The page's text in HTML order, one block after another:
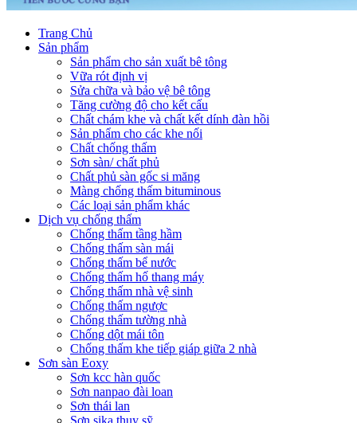
Trang Chủ
Sản phẩm
Sản phẩm cho sản xuất bê tông
Vữa rót định vị
Sửa chữa và bảo vệ bê tông
Tăng cường độ cho kết cấu
Chất chám khe và chất kết dính đàn hồi
Sản phẩm cho các khe nối
Chất chống thấm
Sơn sàn/ chất phủ
Chất phủ sàn gốc si măng
Màng chống thấm bituminous
Các loại sản phẩm khác
Dịch vụ chống thấm
Chống thấm tầng hầm
Chống thấm sàn mái
Chống thấm bể nước
Chống thấm hố thang máy
Chống thấm nhà vệ sinh
Chống thấm ngược
Chống thấm tường nhà
Chống dột mái tôn
Chống thấm khe tiếp giáp giữa 2 nhà
Sơn sàn Eoxy
Sơn kcc hàn quốc
Sơn nanpao đài loan
Sơn thái lan
Sơn sika thụy sỹ